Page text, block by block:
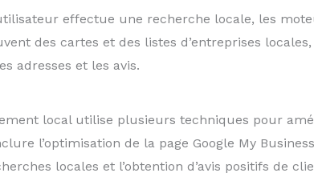
effectue une recherche locale, les
des cartes et des listes d’entreprises
adresses et les avis.
local utilise plusieurs techniques pour
l’optimisation de la page Google My
locales et l’obtention d’avis positifs de